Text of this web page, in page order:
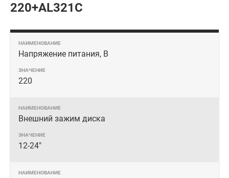
220+AL321C
Напряжение питания, В
220
Внешний зажим диска
12-24"